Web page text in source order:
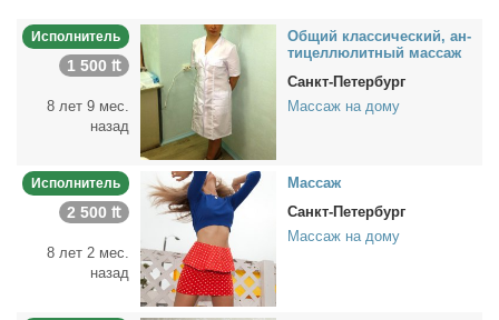
Исполнитель
1 500 ₶
8 лет 9 мес.
назад
Об­щий клас­си­че­ский, ан­
ти­цел­люлит­ный мас­саж
Санкт-Петербург
Массаж на дому
Исполнитель
2 500 ₶
8 лет 2 мес.
назад
Мас­саж
Санкт-Петербург
Массаж на дому